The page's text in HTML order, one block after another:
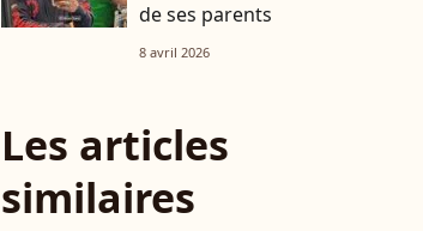
de ses parents
8 avril 2026
Les articles
similaires